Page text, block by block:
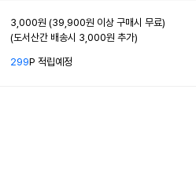
3,000원 (39,900원 이상 구매시 무료)
(도서산간 배송시 3,000원 추가)
299P 적립예정